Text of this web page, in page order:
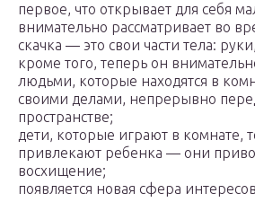
первое, что открывает для себя
внимательно рассматривает во
скачка — это свои части тела:
кроме того, теперь он
людьми, которые находятся в
своими делами, непрерывно
пространстве;
дети, которые играют в комнате,
привлекают ребенка — они
восхищение;
появляется новая сфера